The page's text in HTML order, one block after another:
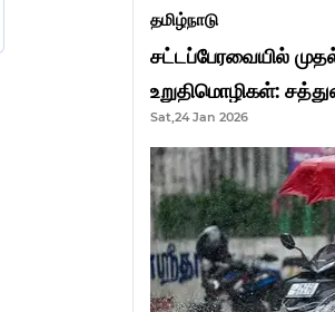
தமிழ்நாடு
சட்டப்பேரவையில்
உறுதிமொழிகள்:
ஆசிரியர்களுக்கு
Sat,24 Jan 2026